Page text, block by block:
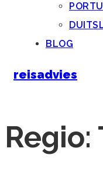
BLOG
reisadvies
Regio: